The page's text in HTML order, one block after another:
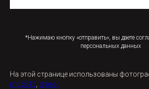
*Нажимаю кнопку «отправить», вы даете
персональных данных
На этой странице использованы
mg5642 dmrog